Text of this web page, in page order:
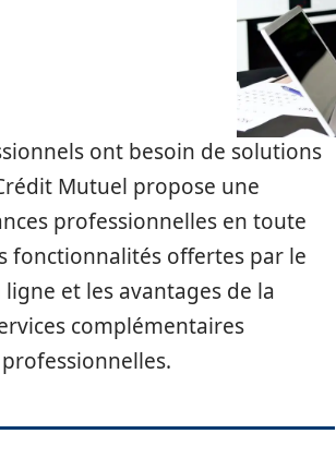
ont besoin de solutions
Mutuel propose une
professionnelles en toute
fonctionnalités offertes par le
et les avantages de la
complémentaires